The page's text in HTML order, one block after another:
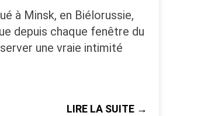
à Minsk, en Biélorussie,
depuis chaque fenêtre du
une vraie intimité
LIRE LA SUITE →